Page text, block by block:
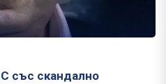
със скандално